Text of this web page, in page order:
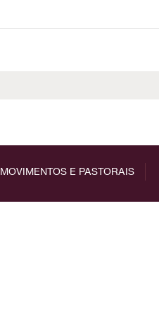
MOVIMENTOS E PASTORAIS